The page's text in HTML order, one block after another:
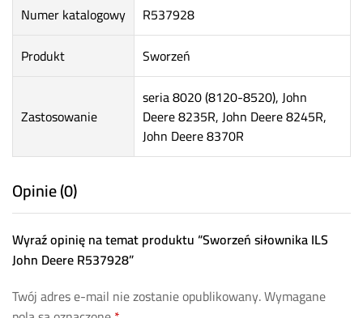
Numer katalogowy
R537928
Produkt
Sworzeń
Zastosowanie
seria 8020 (8120-8520), John
Deere 8235R, John Deere 8245R,
John Deere 8370R
Opinie (0)
Wyraź opinię na temat produktu “Sworzeń siłownika ILS
John Deere R537928”
Twój adres e-mail nie zostanie opublikowany.Wymagane